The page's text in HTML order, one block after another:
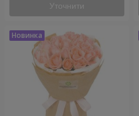
Уточнити